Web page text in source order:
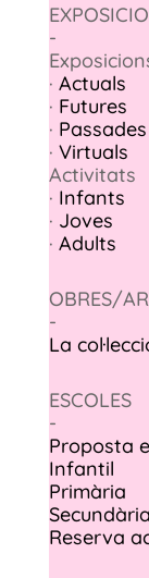
-
· Actuals
· Futures
· Passades
· Virtuals
Activitats
· Infants
· Joves
· Adults
OBRES/
-
La
ESCOLES
-
Proposta
Infantil
Primària
Secundària
Reserva